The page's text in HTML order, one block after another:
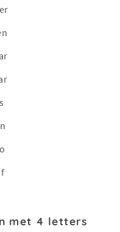
met 4 letters